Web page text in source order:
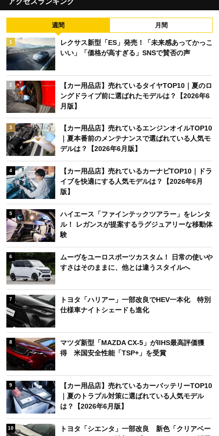
週間 月間
1
レクサス新型「ES」発売！「未来感あってかっこ
いい」「価格が高すぎる」SNSで賛否の声
2
【カー用品店】売れているタイヤTOP10｜夏のロ
ングドライブ前に選ばれたモデルは？【2026年6
月版】
3
【カー用品店】売れているエンジンオイルTOP10
｜夏本番前のメンテナンスで選ばれている人気モ
デルは？【2026年6月版】
4
【カー用品店】売れているカーナビTOP10｜ドラ
イブを快適にする人気モデルは？【2026年6月
版】
5
ハイエース「ファインテックツアラー」をレンタ
ル！ レガンスが提案するラグジュアリーな移動体
験
6
ムーヴをユーロスポーツカスタム！ 日常の使いや
すさはそのままに、他とは違うスタイルへ
7
トヨタ「ハリアー」一部改良でHEV一本化 特別
仕様車ナイトシェードも進化
8
マツダ新型「MAZDA CX-5」がIIHS最高評価獲
得 米国安全性能「TSP+」を受賞
9
【カー用品店】売れているカーバッテリーTOP10
｜夏のトラブル対策に選ばれている人気モデル
は？【2026年6月版】
10
トヨタ「シエンタ」一部改良 新色「クリアベー